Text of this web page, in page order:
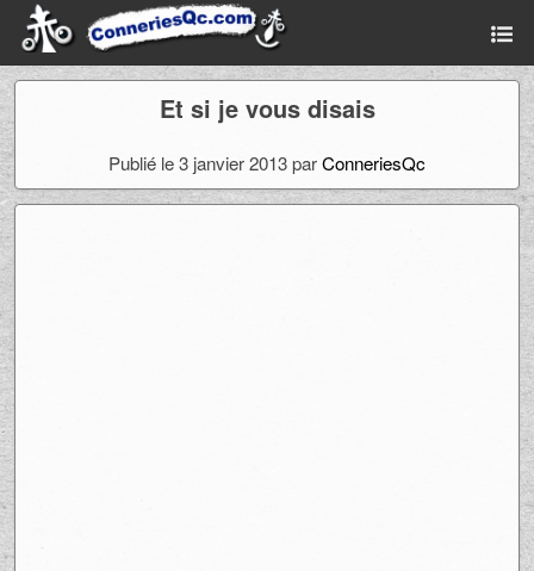
Et si je vous disais
Publié le 3 janvier 2013 parConneriesQc